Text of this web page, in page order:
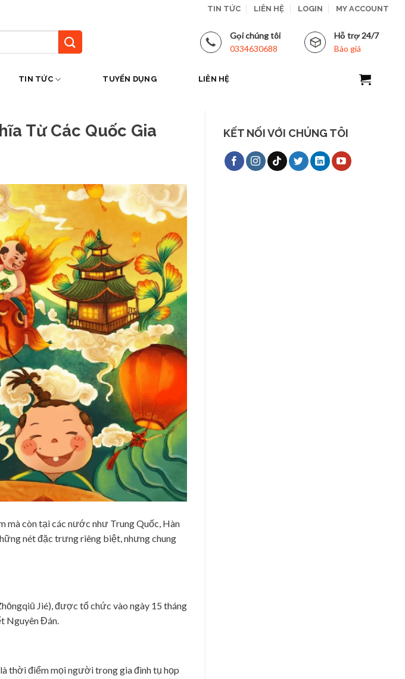
TIN TỨC LIÊN HỆ LOGIN MY ACCOUNT
Gọi chúng tôi
0334630688
Hỗ trợ 24/7
Báo giá
TIN TỨC TUYỂN DỤNG LIÊN HỆ
Từ Các Quốc Gia
mà còn tại các nước như Trung Quốc, Hàn
nét đặc trưng riêng biệt, nhưng chung
Jié), được tổ chức vào ngày 15 tháng
Nguyên Đán.
thời điểm mọi người trong gia đình tụ họp
KẾT NỐI VỚI CHÚNG TÔI